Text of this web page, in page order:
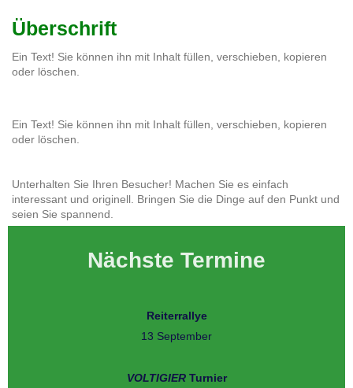
Überschrift
Ein Text! Sie können ihn mit Inhalt füllen, verschieben, kopieren
oder löschen.
Ein Text! Sie können ihn mit Inhalt füllen, verschieben, kopieren
oder löschen.
Unterhalten Sie Ihren Besucher! Machen Sie es einfach
interessant und originell. Bringen Sie die Dinge auf den Punkt und
seien Sie spannend.
Nächste Termine
Reiterrallye
13 September
VOLTIGIERTurnier